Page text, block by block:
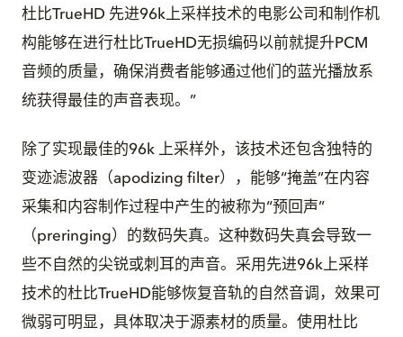
杜比TrueHD 先进96k上采样技术的电影公司和制作机
构能够在进行杜比TrueHD无损编码以前就提升PCM
音频的质量，确保消费者能够通过他们的蓝光播放系
统获得最佳的声音表现。”
除了实现最佳的96k 上采样外，该技术还包含独特的
变迹滤波器（apodizing filter），能够“掩盖”在内容
采集和内容制作过程中产生的被称为“预回声”
（preringing）的数码失真。这种数码失真会导致一
些不自然的尖锐或刺耳的声音。采用先进96k上采样
技术的杜比TrueHD能够恢复音轨的自然音调，效果可
微弱可明显，具体取决于源素材的质量。使用杜比